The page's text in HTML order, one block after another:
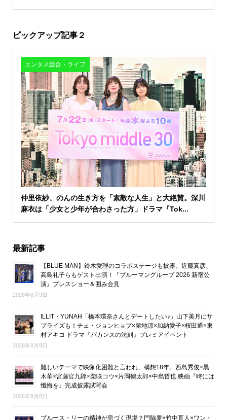
ピックアップ記事２
エンタメ総合・ライフ
仲里依紗、のんの生き方を「素敵な人生」と大絶賛。深川
麻衣は「少女と少年が合わさった方」ドラマ『Tok...
最新記事
【BLUE MAN】鈴木愛理のコラボステージも披露。近藤真彦、
高島礼子らもゲスト出演！『ブルーマングループ 2026 新宿公
演』プレスショー＆囲み会見
2026年8月9日
ILLIT・YUNAH「橋本環奈さんとデートしたい♪」山下美月にサ
プライズも！チェ・ジョンヒョプ×勝地涼×加納愛子×桜田通×東
村アキコ ドラマ『バカンスの法則』プレミアイベント
2026年8月9日
難しいテーマで映像化困難と言われ、構想18年。西島秀俊×黒
木華×宮藤官九郎×柴咲コウ×片岡鶴太郎×中島哲也 映画『時には
懺悔を』完成披露試写会
2026年8月8日
ブルース・リーの精神が息づく現場？門脇麦×竹中直人×ワン・